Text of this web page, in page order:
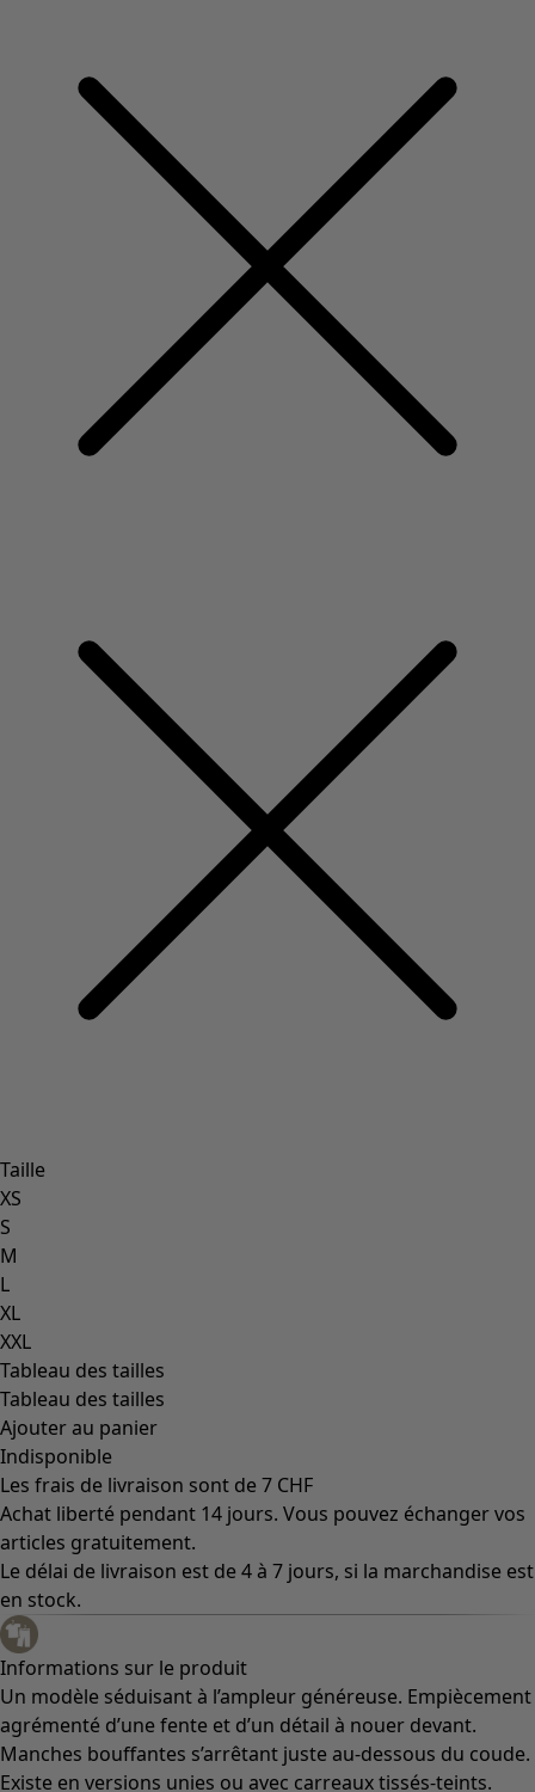
Taille
XS
S
M
L
XL
XXL
Tableau des tailles
Tableau des tailles
Ajouter au panier
Indisponible
Les frais de livraison sont de 7 CHF
Achat liberté pendant 14 jours. Vous pouvez échanger vos
articles gratuitement.
Le délai de livraison est de 4 à 7 jours, si la marchandise est
en stock.
Informations sur le produit
Un modèle séduisant à l’ampleur généreuse. Empiècement
agrémenté d’une fente et d’un détail à nouer devant.
Manches bouffantes s’arrêtant juste au-dessous du coude.
Existe en versions unies ou avec carreaux tissés-teints.